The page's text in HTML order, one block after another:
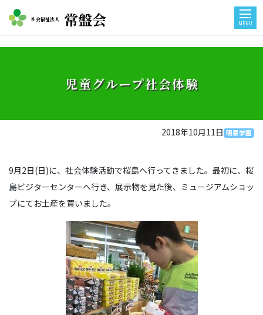
社会福祉法人 常盤会 MENU
児童グループ社会体験
2018年10月11日 明星学園
9月2日(日)に、社会体験活動で桜島へ行ってきました。最初に、桜
島ビジターセンターへ行き、展示物を見た後、ミュージアムショッ
プにてお土産を買いました。